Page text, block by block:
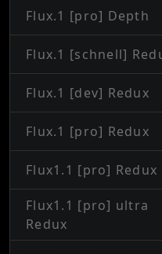
Flux.1 [pro] Depth
Flux.1 [schnell]
Flux.1 [dev] Redux
Flux.1 [pro] Redux
Flux1.1 [pro] Redux
Flux1.1 [pro] ultra
Redux